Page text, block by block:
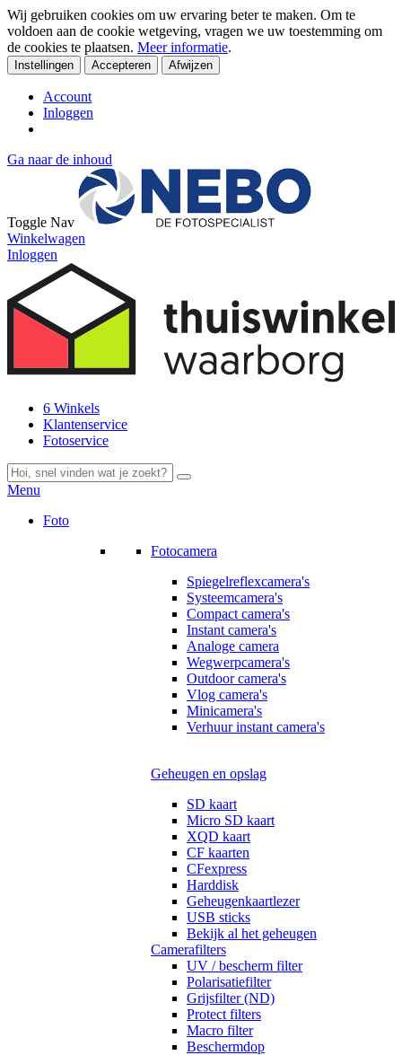
Wij gebruiken cookies om uw ervaring beter te maken. Om te
voldoen aan de cookie wetgeving, vragen we uw toestemming om
de cookies te plaatsen. Meer informatie.
Instellingen Accepteren Afwijzen
Account
Inloggen
Ga naar de inhoud
Toggle Nav
Winkelwagen
Inloggen
6 Winkels
Klantenservice
Fotoservice
Menu
Foto
Fotocamera
Spiegelreflexcamera's
Systeemcamera's
Compact camera's
Instant camera's
Analoge camera
Wegwerpcamera's
Outdoor camera's
Vlog camera's
Minicamera's
Verhuur instant camera's
Geheugen en opslag
SD kaart
Micro SD kaart
XQD kaart
CF kaarten
CFexpress
Harddisk
Geheugenkaartlezer
USB sticks
Bekijk al het geheugen
Camerafilters
UV / bescherm filter
Polarisatiefilter
Grijsfilter (ND)
Protect filters
Macro filter
Beschermdop